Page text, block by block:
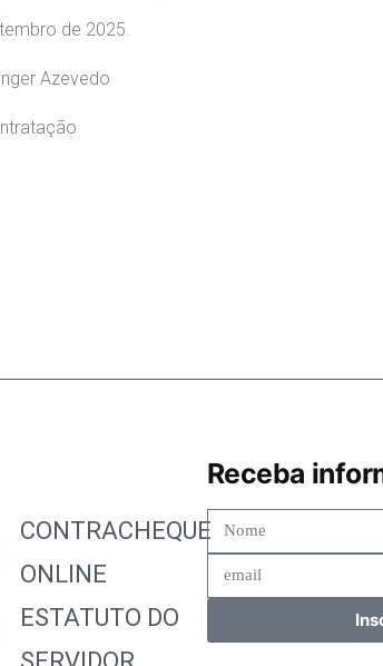
de 2025.
Azevedo
CONTRACHEQUE
ONLINE
ESTATUTO DO
Receba